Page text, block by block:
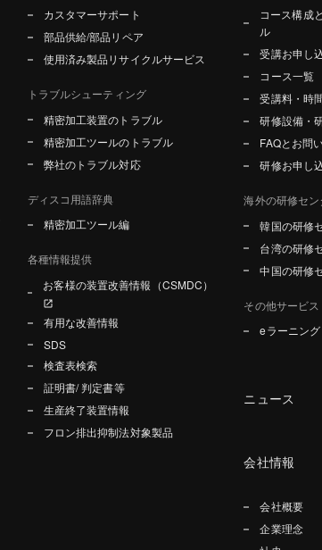
カスタマーサポート
部品供給/部品リペア
使用済み製品リサイクルサービス
トラブルシューティング
精密加工装置のトラブル
精密加工ツールのトラブル
弊社のトラブル対応
ディスコ用語辞典
精密加工ツール編
各種情報提供
お客様の装置改善情報（CSMDC）
有用な改善情報
SDS
検査表検索
証明書/ 判定書等
生産終了装置情報
フロン排出抑制法対象製品
コース構成
ル
受講お申し
コース一覧
受講料・時
研修設備・
FAQとお問
研修お申し
海外の研修セ
韓国の研修
台湾の研修
中国の研修
その他サービス
eラーニン
ニュース
会社情報
会社概要
企業理念